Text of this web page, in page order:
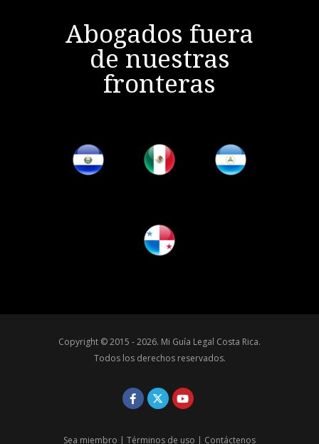
Abogados fuera
de nuestras
fronteras
Copyright © 2015 - 2026. Mi Guía Legal Costa Rica.
Todos los derechos reservados.
Sea miembro | Términos de uso | Contáctenos